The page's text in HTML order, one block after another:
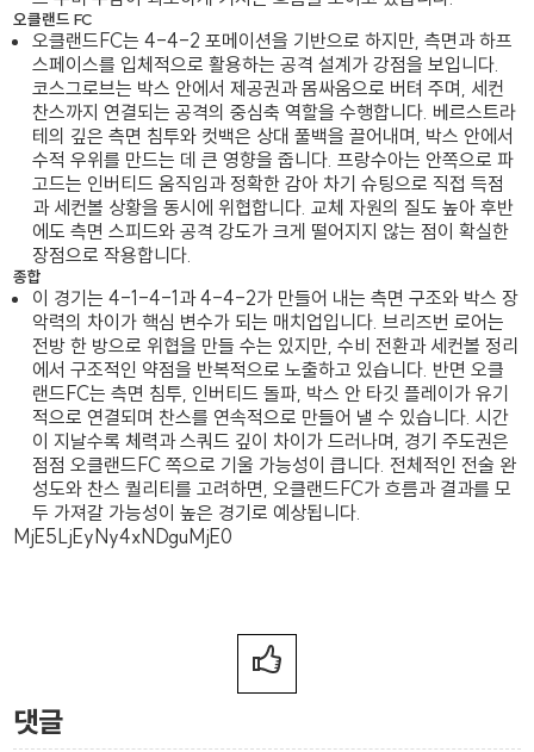
오클랜드 FC
오클랜드FC는 4-4-2 포메이션을 기반으로 하지만, 측면과 하프
스페이스를 입체적으로 활용하는 공격 설계가 강점을 보입니다.
코스그로브는 박스 안에서 제공권과 몸싸움으로 버텨 주며, 세컨
찬스까지 연결되는 공격의 중심축 역할을 수행합니다. 베르스트라
테의 깊은 측면 침투와 컷백은 상대 풀백을 끌어내며, 박스 안에서
수적 우위를 만드는 데 큰 영향을 줍니다. 프랑수아는 안쪽으로 파
고드는 인버티드 움직임과 정확한 감아 차기 슈팅으로 직접 득점
과 세컨볼 상황을 동시에 위협합니다. 교체 자원의 질도 높아 후반
에도 측면 스피드와 공격 강도가 크게 떨어지지 않는 점이 확실한
장점으로 작용합니다.
종합
이 경기는 4-1-4-1과 4-4-2가 만들어 내는 측면 구조와 박스 장
악력의 차이가 핵심 변수가 되는 매치업입니다. 브리즈번 로어는
전방 한 방으로 위협을 만들 수는 있지만, 수비 전환과 세컨볼 정리
에서 구조적인 약점을 반복적으로 노출하고 있습니다. 반면 오클
랜드FC는 측면 침투, 인버티드 돌파, 박스 안 타깃 플레이가 유기
적으로 연결되며 찬스를 연속적으로 만들어 낼 수 있습니다. 시간
이 지날수록 체력과 스쿼드 깊이 차이가 드러나며, 경기 주도권은
점점 오클랜드FC 쪽으로 기울 가능성이 큽니다. 전체적인 전술 완
성도와 찬스 퀄리티를 고려하면, 오클랜드FC가 흐름과 결과를 모
두 가져갈 가능성이 높은 경기로 예상됩니다.
MjE5LjEyNy4xNDguMjE0
댓글